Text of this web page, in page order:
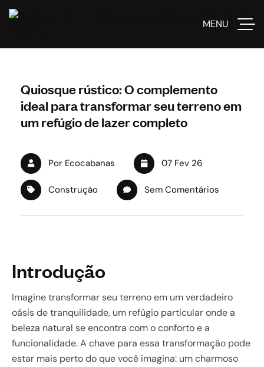
MENU
Quiosque rústico: O complemento
ideal para transformar seu terreno em
um refúgio de lazer completo
Por Ecocabanas 07 Fev 26
Construção Sem Comentários
Introdução
Imagine transformar seu terreno em um verdadeiro
oásis de tranquilidade, um refúgio particular onde a
beleza natural se encontra com o conforto e a
funcionalidade. A chave para essa transformação pode
estar mais perto do que você imagina: um charmoso